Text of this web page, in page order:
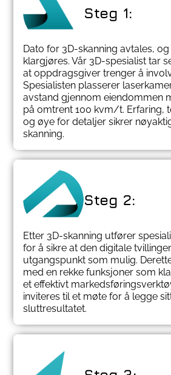
Steg 1:
Dato for 3D-skanning avtales,
klargjøres. Vår 3D-spesialist tar
at oppdragsgiver trenger å
Spesialisten plasserer
avstand gjennom eiendommen
på omtrent 100 kvm/t. Erfaring,
og øye for detaljer sikrer
skanning.
Steg 2:
Etter 3D-skanning utfører
for å sikre at den digitale
utgangspunkt som mulig.
med en rekke funksjoner som
et effektivt
inviteres til et møte for å legge
sluttresultatet.